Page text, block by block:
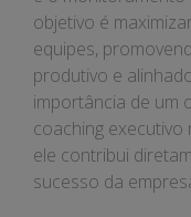
objetivo é
equipes,
produtivo e
importância de um
coaching
ele contribui
sucesso da